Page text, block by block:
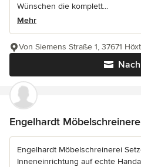
Wünschen die komplett...
Mehr
Von Siemens Straße 1, 37671
Engelhardt
Engelhardt Möbelschreinerei
Inneneinrichtung auf echte